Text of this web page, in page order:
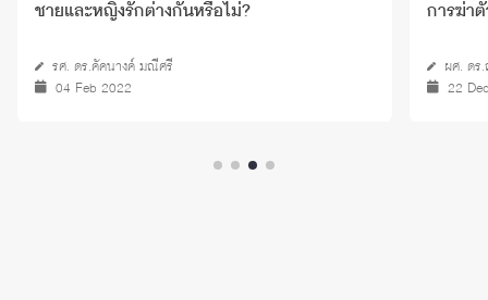
ชายและหญิงรักต่างกันหรือไม่?
รศ. ดร.คัคนางค์ มณีศรี
04 Feb 2022
การฆ่า
ผศ. ดร
22